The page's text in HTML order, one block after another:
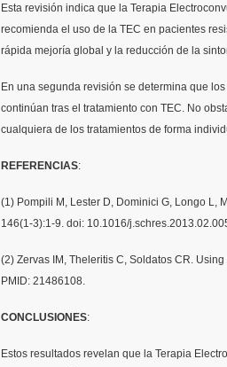
Esta revisión indica que la Terapia
recomienda el uso de la TEC en pacientes
rápida mejoría global y la reducción de la
En una segunda revisión se determina que
continúan tras el tratamiento con TEC. No
cualquiera de los tratamientos de forma
REFERENCIAS:
(1) Pompili M, Lester D, Dominici G, Longo L,
146(1-3):1-9. doi: 10.1016/
(2) Zervas IM, Theleritis C, Soldatos CR.
PMID: 21486108.
CONCLUSIONES:
Estos resultados revelan que la Terapia